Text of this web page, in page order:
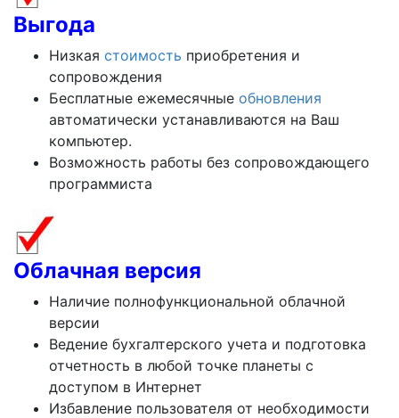
Выгода
Низкая стоимость приобретения и
сопровождения
Бесплатные ежемесячные обновления
автоматически устанавливаются на Ваш
компьютер.
Возможность работы без сопровождающего
программиста
Облачная версия
Наличие полнофункциональной облачной
версии
Ведение бухгалтерского учета и подготовка
отчетность в любой точке планеты с
доступом в Интернет
Избавление пользователя от необходимости